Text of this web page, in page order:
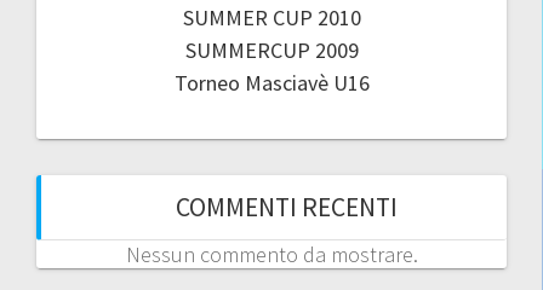
SUMMER CUP 2010
SUMMERCUP 2009
Torneo Masciavè U16
COMMENTI RECENTI
Nessun commento da mostrare.